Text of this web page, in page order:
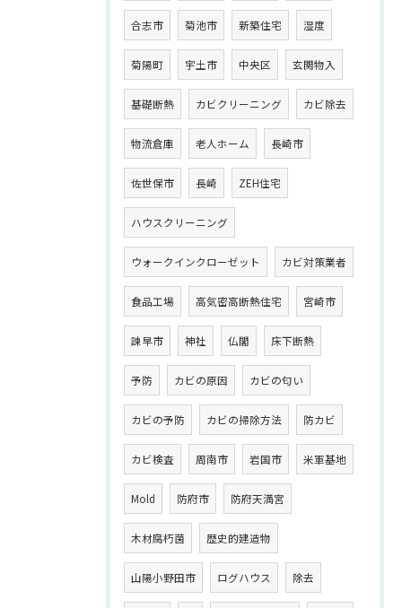
合志市 菊池市 新築住宅 湿度
菊陽町 宇土市 中央区 玄関物入
基礎断熱 カビクリーニング カビ除去
物流倉庫 老人ホーム 長崎市
佐世保市 長崎 ZEH住宅
ハウスクリーニング
ウォークインクローゼット カビ対策業者
食品工場 高気密高断熱住宅 宮崎市
諫早市 神社 仏閣 床下断熱
予防 カビの原因 カビの匂い
カビの予防 カビの掃除方法 防カビ
カビ検査 周南市 岩国市 米軍基地
Mold 防府市 防府天満宮
木材腐朽菌 歴史的建造物
山陽小野田市 ログハウス 除去